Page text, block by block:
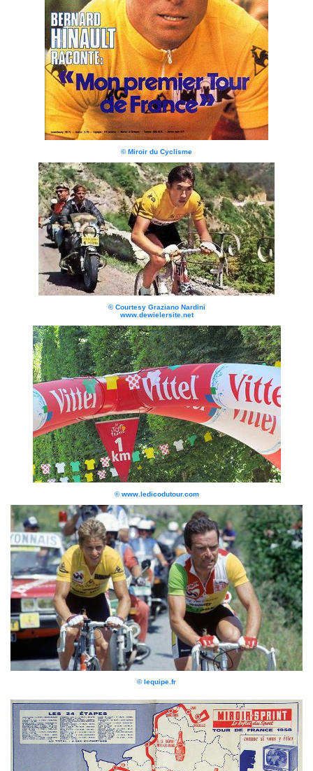
© Miroir du Cyclisme
© Courtesy Graziano Nardini
www.dewielersite.net
© www.ledicodutour.com
© lequipe.fr